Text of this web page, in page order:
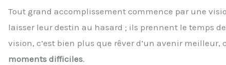
Tout grand accomplissement commence par une
laisser leur destin au hasard ; ils prennent le temps de
vision, c’est bien plus que rêver d’un avenir meilleur,
moments difficiles.